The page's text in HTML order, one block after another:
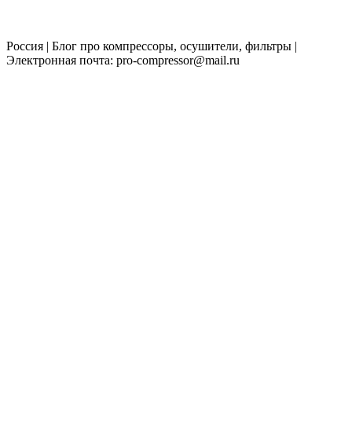
Россия | Блог про компрессоры, осушители, фильтры |
Электронная почта: pro-compressor@mail.ru